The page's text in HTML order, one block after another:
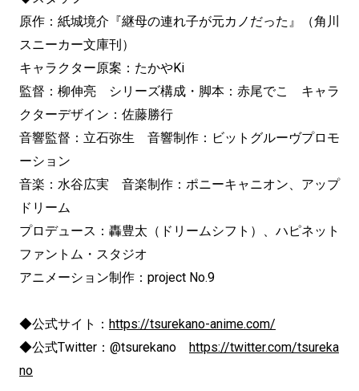
原作：紙城境介『継母の連れ子が元カノだった』（角川
スニーカー文庫刊）
キャラクター原案：たかやKi
監督：柳伸亮 シリーズ構成・脚本：赤尾でこ キャラ
クターデザイン：佐藤勝行
音響監督：立石弥生 音響制作：ビットグルーヴプロモ
ーション
音楽：水谷広実 音楽制作：ポニーキャニオン、アップ
ドリーム
プロデュース：轟豊太（ドリームシフト）、ハピネット
ファントム・スタジオ
アニメーション制作：project No.9
◆公式サイト： https://tsurekano-anime.com/
◆公式Twitter：@tsurekano https://twitter.com/tsureka
no